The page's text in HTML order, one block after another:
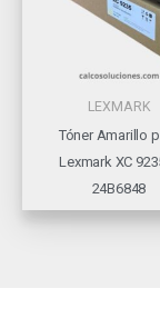
LEXMARK
Tóner Amarillo
Lexmark XC
24B6848